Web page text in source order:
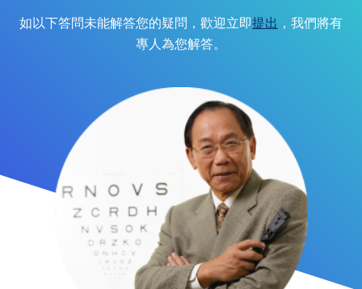
如以下答問未能解答您的疑問，歡迎立即提出 ，我們將有
專人為您解答。